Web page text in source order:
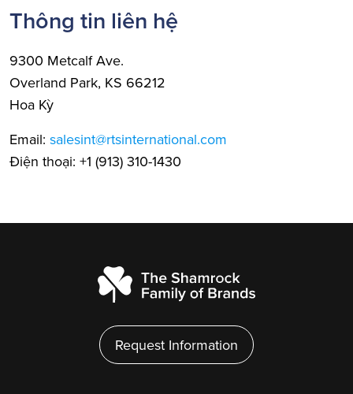
Thông tin liên hệ
9300 Metcalf Ave.
Overland Park, KS 66212
Hoa Kỳ
Email: salesint@rtsinternational.com
Điện thoại: +1 (913) 310-1430
Request Information